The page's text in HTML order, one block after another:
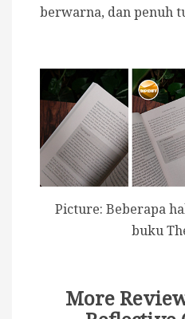
berwarna, dan penuh
Picture: Beberapa
buku
More